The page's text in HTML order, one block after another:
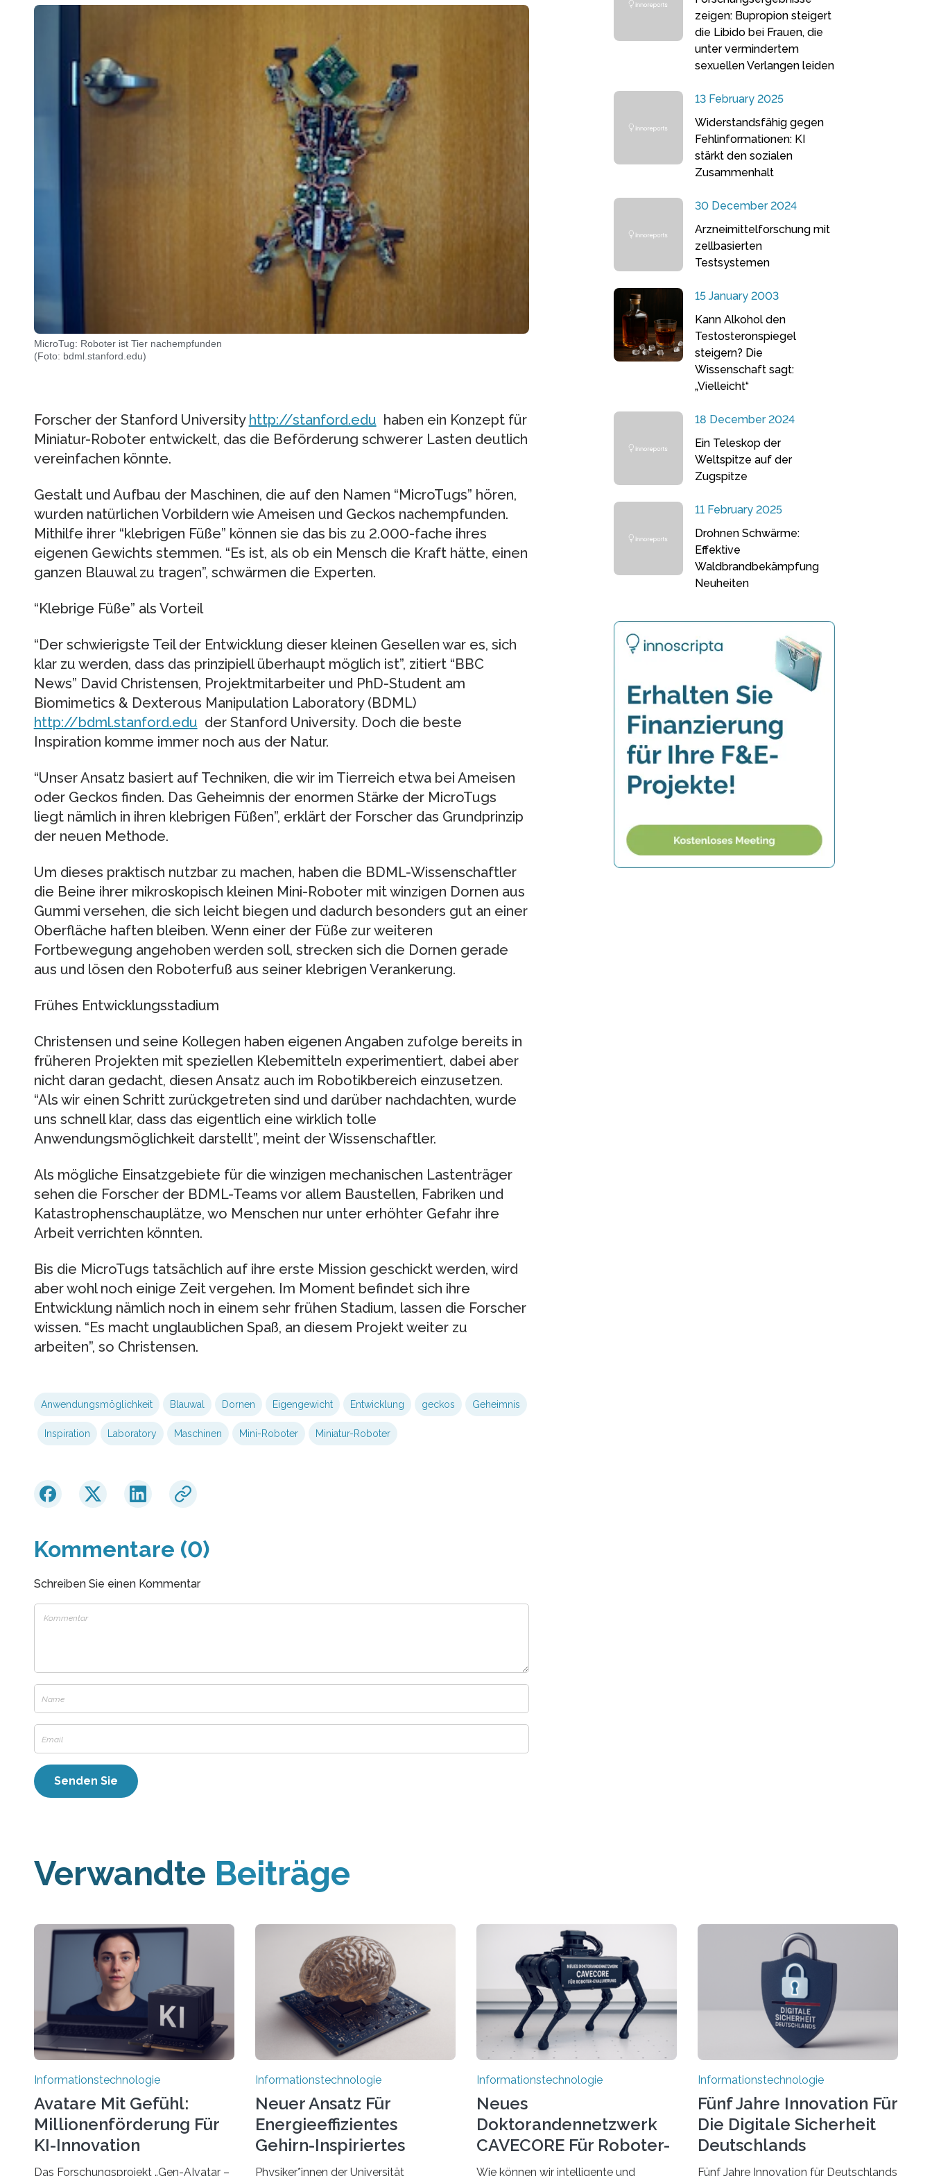
MicroTug: Roboter ist Tier nachempfunden
(Foto: bdml.stanford.edu)
Forscher der Stanford University http://stanford.edu haben ein Konzept für
Miniatur-Roboter entwickelt, das die Beförderung schwerer Lasten deutlich
vereinfachen könnte.
Gestalt und Aufbau der Maschinen, die auf den Namen “MicroTugs” hören,
wurden natürlichen Vorbildern wie Ameisen und Geckos nachempfunden.
Mithilfe ihrer “klebrigen Füße” können sie das bis zu 2.000-fache ihres
eigenen Gewichts stemmen. “Es ist, als ob ein Mensch die Kraft hätte, einen
ganzen Blauwal zu tragen”, schwärmen die Experten.
“Klebrige Füße” als Vorteil
“Der schwierigste Teil der Entwicklung dieser kleinen Gesellen war es, sich
klar zu werden, dass das prinzipiell überhaupt möglich ist”, zitiert “BBC
News” David Christensen, Projektmitarbeiter und PhD-Student am
Biomimetics & Dexterous Manipulation Laboratory (BDML)
http://bdml.stanford.edu der Stanford University. Doch die beste
Inspiration komme immer noch aus der Natur.
“Unser Ansatz basiert auf Techniken, die wir im Tierreich etwa bei Ameisen
oder Geckos finden. Das Geheimnis der enormen Stärke der MicroTugs
liegt nämlich in ihren klebrigen Füßen”, erklärt der Forscher das Grundprinzip
der neuen Methode.
Um dieses praktisch nutzbar zu machen, haben die BDML-Wissenschaftler
die Beine ihrer mikroskopisch kleinen Mini-Roboter mit winzigen Dornen aus
Gummi versehen, die sich leicht biegen und dadurch besonders gut an einer
Oberfläche haften bleiben. Wenn einer der Füße zur weiteren
Fortbewegung angehoben werden soll, strecken sich die Dornen gerade
aus und lösen den Roboterfuß aus seiner klebrigen Verankerung.
Frühes Entwicklungsstadium
Christensen und seine Kollegen haben eigenen Angaben zufolge bereits in
früheren Projekten mit speziellen Klebemitteln experimentiert, dabei aber
nicht daran gedacht, diesen Ansatz auch im Robotikbereich einzusetzen.
“Als wir einen Schritt zurückgetreten sind und darüber nachdachten, wurde
uns schnell klar, dass das eigentlich eine wirklich tolle
Anwendungsmöglichkeit darstellt”, meint der Wissenschaftler.
Als mögliche Einsatzgebiete für die winzigen mechanischen Lastenträger
sehen die Forscher der BDML-Teams vor allem Baustellen, Fabriken und
Katastrophenschauplätze, wo Menschen nur unter erhöhter Gefahr ihre
Arbeit verrichten könnten.
Bis die MicroTugs tatsächlich auf ihre erste Mission geschickt werden, wird
aber wohl noch einige Zeit vergehen. Im Moment befindet sich ihre
Entwicklung nämlich noch in einem sehr frühen Stadium, lassen die Forscher
wissen. “Es macht unglaublichen Spaß, an diesem Projekt weiter zu
arbeiten”, so Christensen.
Anwendungsmöglichkeit Blauwal Dornen Eigengewicht Entwicklung geckos Geheimnis
Inspiration Laboratory Maschinen Mini-Roboter Miniatur-Roboter
Kommentare (0)
Schreiben Sie einen Kommentar
zeigen: Bupropion steigert
die Libido bei Frauen, die
unter vermindertem
sexuellen Verlangen leiden
13 February 2025
Widerstandsfähig gegen
Fehlinformationen: KI
stärkt den sozialen
Zusammenhalt
30 December 2024
Arzneimittelforschung mit
zellbasierten
Testsystemen
15 January 2003
Kann Alkohol den
Testosteronspiegel
steigern? Die
Wissenschaft sagt:
„Vielleicht“
18 December 2024
Ein Teleskop der
Weltspitze auf der
Zugspitze
11 February 2025
Drohnen Schwärme:
Effektive
Waldbrandbekämpfung
Neuheiten
Verwandte Beiträge
Informationstechnologie
Avatare Mit Gefühl:
Millionenförderung Für
KI-Innovation
Das Forschungsprojekt „Gen-AIvatar –
Informationstechnologie
Neuer Ansatz Für
Energieeffizientes
Gehirn-Inspiriertes
Rechnen
Physiker*innen der Universität
Informationstechnologie
Neues
Doktorandennetzwerk
CAVECORE Für Roboter-
Evaluierung
Wie können wir intelligente und
Informationstechnologie
Fünf Jahre Innovation Für
Die Digitale Sicherheit
Deutschlands
Fünf Jahre Innovation für Deutschlands